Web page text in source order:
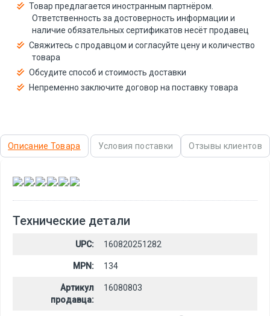
Товар предлагается иностранным партнёром.
Ответственность за достоверность информации и
наличие обязательных сертификатов несёт продавец
Свяжитесь с продавцом и согласуйте цену и количество
товара
Обсудите способ и стоимость доставки
Непременно заключите договор на поставку товара
Описание Товара Условия поставки Отзывы клиентов
, , , , ,
Технические детали
UPC: 160820251282
MPN: 134
Артикул
продавца:
16080803